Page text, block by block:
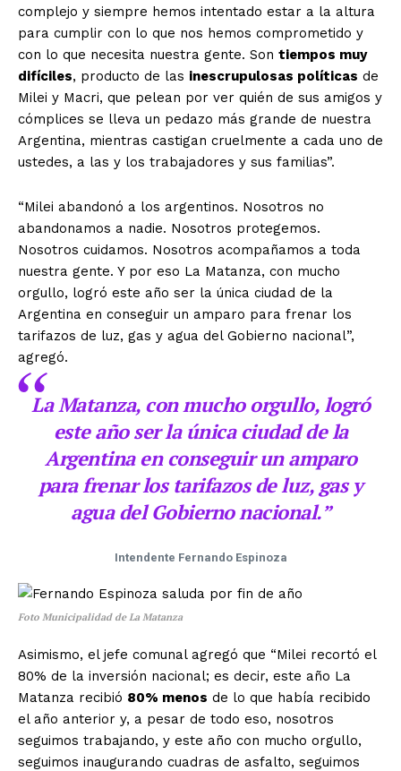
complejo y siempre hemos intentado estar a la altura
para cumplir con lo que nos hemos comprometido y
con lo que necesita nuestra gente. Son tiempos muy
difíciles, producto de las inescrupulosas políticas de
Milei y Macri, que pelean por ver quién de sus amigos y
cómplices se lleva un pedazo más grande de nuestra
Argentina, mientras castigan cruelmente a cada uno de
ustedes, a las y los trabajadores y sus familias”.
“Milei abandonó a los argentinos. Nosotros no
abandonamos a nadie. Nosotros protegemos.
Nosotros cuidamos. Nosotros acompañamos a toda
nuestra gente. Y por eso La Matanza, con mucho
orgullo, logró este año ser la única ciudad de la
Argentina en conseguir un amparo para frenar los
tarifazos de luz, gas y agua del Gobierno nacional”,
agregó.
La Matanza, con mucho orgullo, logró
este año ser la única ciudad de la
Argentina en conseguir un amparo
para frenar los tarifazos de luz, gas y
agua del Gobierno nacional.”
Intendente Fernando Espinoza
Foto Municipalidad de La Matanza
Asimismo, el jefe comunal agregó que “Milei recortó el
80% de la inversión nacional; es decir, este año La
Matanza recibió 80% menos de lo que había recibido
el año anterior y, a pesar de todo eso, nosotros
seguimos trabajando, y este año con mucho orgullo,
seguimos inaugurando cuadras de asfalto, seguimos